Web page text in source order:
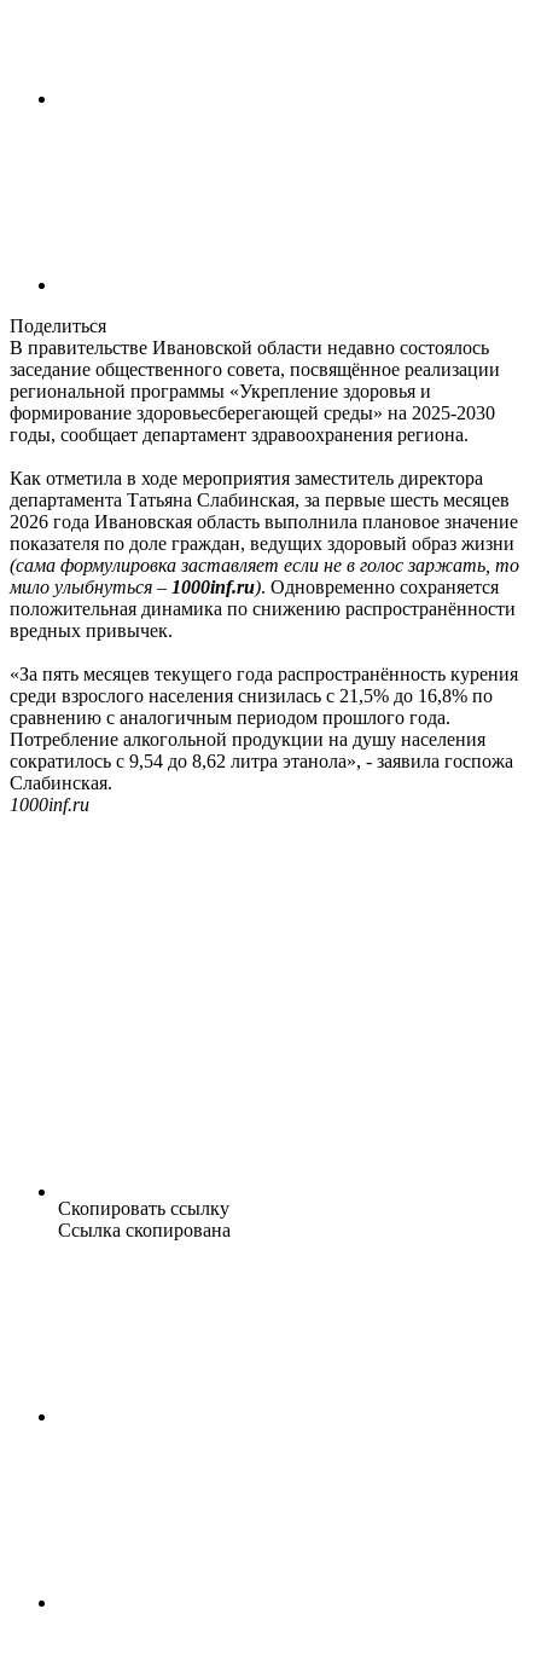
Поделиться
В правительстве Ивановской области недавно состоялось
заседание общественного совета, посвящённое реализации
региональной программы «Укрепление здоровья и
формирование здоровьесберегающей среды» на 2025-2030
годы, сообщает департамент здравоохранения региона.
Как отметила в ходе мероприятия заместитель директора
департамента Татьяна Слабинская, за первые шесть месяцев
2026 года Ивановская область выполнила плановое значение
показателя по доле граждан, ведущих здоровый образ жизни
(сама формулировка заставляет если не в голос заржать, то
мило улыбнуться – 1000inf.ru). Одновременно сохраняется
положительная динамика по снижению распространённости
вредных привычек.
«За пять месяцев текущего года распространённость курения
среди взрослого населения снизилась с 21,5% до 16,8% по
сравнению с аналогичным периодом прошлого года.
Потребление алкогольной продукции на душу населения
сократилось с 9,54 до 8,62 литра этанола», - заявила госпожа
Слабинская.
1000inf.ru
Скопировать ссылку
Ссылка скопирована